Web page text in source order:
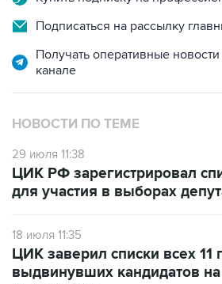
Получать оперативные
НОВОСТИ ПО ТЕМЕ
29 июля 11:38
для участия в выборах
18 июля 11:35
выдвинувших кандидатов
Госдуму РФ